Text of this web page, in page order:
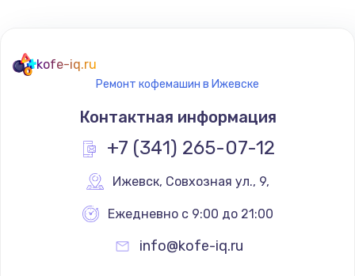
kofe-iq.ru
Ремонт кофемашин в Ижевске
Контактная информация
+7 (341) 265-07-12
Ижевск, Совхозная ул., 9,
Ежедневно с 9:00 до 21:00
info@kofe-iq.ru